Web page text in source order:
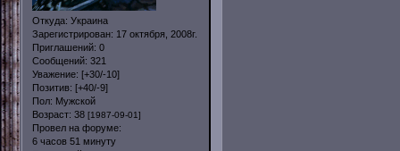
Откуда: Украина
Зарегистрирован: 17 октября, 2008г.
Приглашений: 0
Сообщений: 321
Уважение: [+30/-10]
Позитив: [+40/-9]
Пол: Мужской
Возраст: 38 [1987-09-01]
Провел на форуме:
6 часов 51 минуту